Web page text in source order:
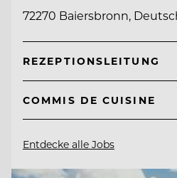
72270 Baiersbronn,
REZEPTIONSLEITUNG
COMMIS DE CUISINE
Entdecke alle Jobs